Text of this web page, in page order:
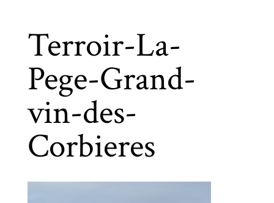
Terroir-La-
Pege-Grand-
vin-des-
Corbieres